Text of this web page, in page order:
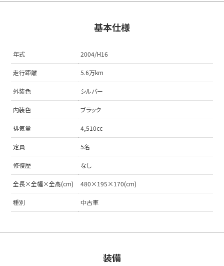
基本仕様
年式 2004/H16
走行距離 5.6万km
外装色 シルバー
内装色 ブラック
排気量 4,510cc
定員 5名
修復歴 なし
全長×全幅×全高(cm) 480×195×170(cm)
種別 中古車
装備